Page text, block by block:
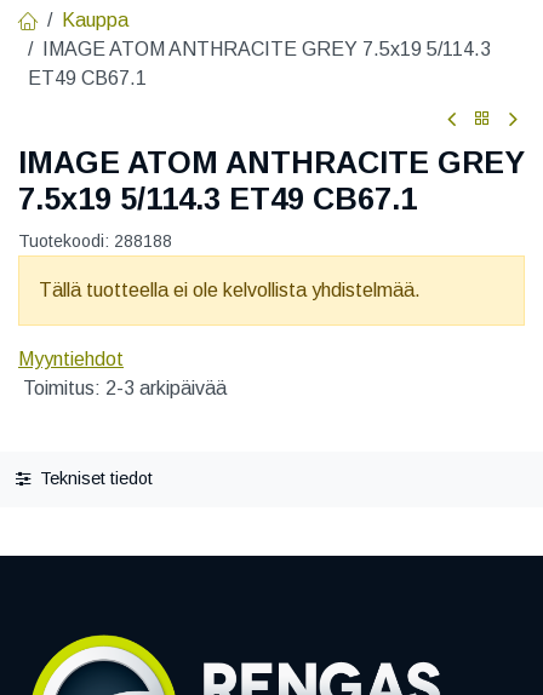
Kauppa
IMAGE ATOM ANTHRACITE GREY 7.5x19 5/114.3
ET49 CB67.1
IMAGE ATOM ANTHRACITE GREY
7.5x19 5/114.3 ET49 CB67.1
Tuotekoodi: 288188
Tällä tuotteella ei ole kelvollista yhdistelmää.
Myyntiehdot
Toimitus: 2-3 arkipäivää
Tekniset tiedot